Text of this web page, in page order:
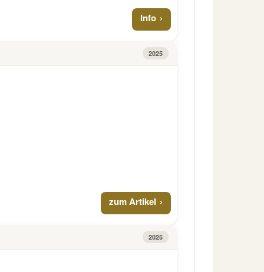
Info
2025
zum Artikel
2025